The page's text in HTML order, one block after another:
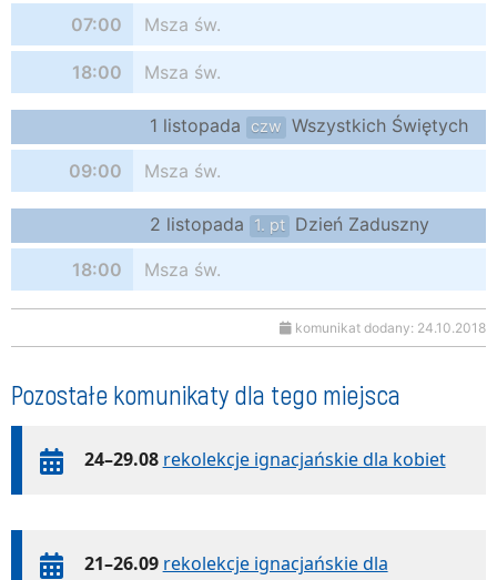
07:00 Msza św.
18:00 Msza św.
1 listopada czw Wszystkich Świętych
09:00 Msza św.
2 listopada 1. pt Dzień Zaduszny
18:00 Msza św.
komunikat dodany: 24.10.2018
Pozostałe komunikaty dla tego miejsca
24–29.08 rekolekcje ignacjańskie dla kobiet
21–26.09 rekolekcje ignacjańskie dla